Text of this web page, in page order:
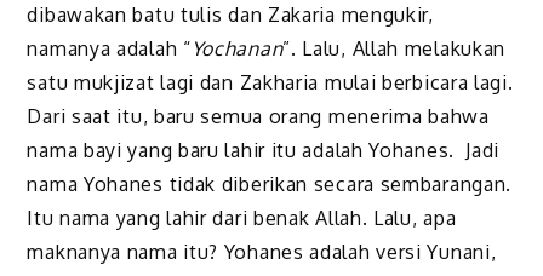
dibawakan batu tulis dan Zakaria mengukir,
namanya adalah “ Yochanan”. Lalu, Allah melakukan
satu mukjizat lagi dan Zakharia mulai berbicara lagi.
Dari saat itu, baru semua orang menerima bahwa
nama bayi yang baru lahir itu adalah Yohanes. Jadi
nama Yohanes tidak diberikan secara sembarangan.
Itu nama yang lahir dari benak Allah. Lalu, apa
maknanya nama itu? Yohanes adalah versi Yunani,